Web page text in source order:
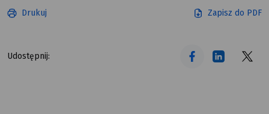
Drukuj Zapisz do PDF
Udostępnij: